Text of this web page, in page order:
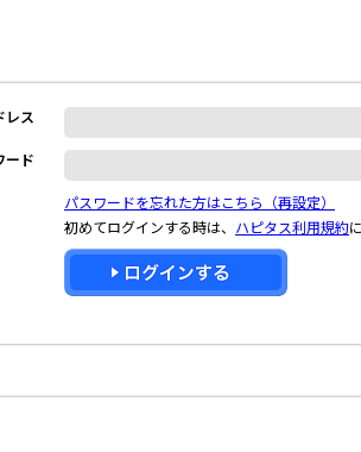
レス
ード
パスワードを忘れた方はこちら（再設定）
初めてログインする時は、 ハピタス利用規約